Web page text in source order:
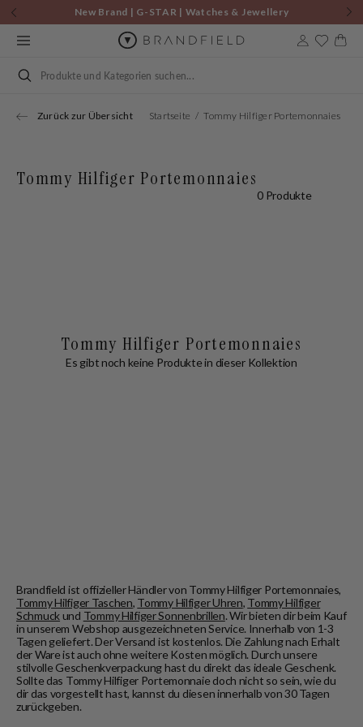
Zum
Inhalt
springen
New Brand | G-STAR | Watches & Jewellery
Suchen
Zurück zur Übersicht Startseite Tommy Hilfiger Portemonnaies
Tommy Hilfiger Portemonnaies
0 Produkte
Tommy Hilfiger Portemonnaies
Es gibt noch keine Produkte in dieser Kollektion
Brandfield ist offizieller Händler von Tommy Hilfiger Portemonnaies,
Tommy Hilfiger Taschen, Tommy Hilfiger Uhren, Tommy Hilfiger
Schmuckund Tommy Hilfiger Sonnenbrillen. Wir bieten dir beim Kauf
in unserem Webshop ausgezeichneten Service. Innerhalb von 1-3
Tagen geliefert. Der Versand ist kostenlos. Die Zahlung nach Erhalt
der Ware ist auch ohne weitere Kosten möglich. Durch unsere
stilvolle Geschenkverpackung hast du direkt das ideale Geschenk.
Sollte das Tommy Hilfiger Portemonnaie doch nicht so sein, wie du
dir das vorgestellt hast, kannst du diesen innerhalb von 30 Tagen
zurückgeben.